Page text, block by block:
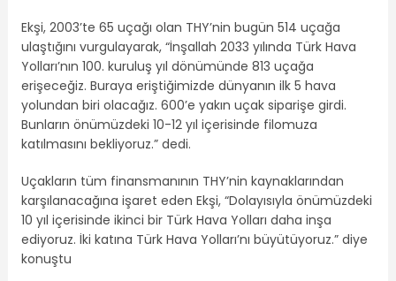
Ekşi, 2003’te 65 uçağı olan THY’nin bugün 514 uçağa
ulaştığını vurgulayarak, “İnşallah 2033 yılında Türk Hava
Yolları’nın 100. kuruluş yıl dönümünde 813 uçağa
erişeceğiz. Buraya eriştiğimizde dünyanın ilk 5 hava
yolundan biri olacağız. 600’e yakın uçak siparişe girdi.
Bunların önümüzdeki 10-12 yıl içerisinde filomuza
katılmasını bekliyoruz.” dedi.
Uçakların tüm finansmanının THY’nin kaynaklarından
karşılanacağına işaret eden Ekşi, “Dolayısıyla önümüzdeki
10 yıl içerisinde ikinci bir Türk Hava Yolları daha inşa
ediyoruz. İki katına Türk Hava Yolları’nı büyütüyoruz.” diye
konuştu